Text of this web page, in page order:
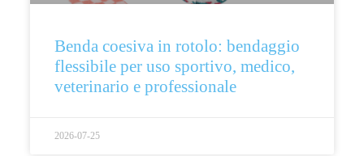
Benda coesiva in rotolo: bendaggio
flessibile per uso sportivo, medico,
veterinario e professionale
2026-07-25